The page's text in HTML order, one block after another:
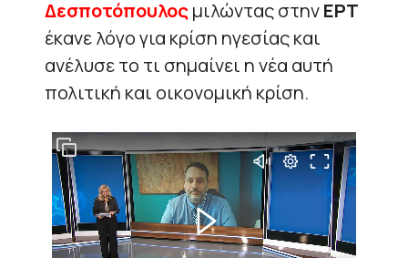
Δεσποτόπουλοςμιλώντας στηνΕΡΤ
έκανε λόγο για κρίση ηγεσίας και
ανέλυσε το τι σημαίνει η νέα αυτή
πολιτική και οικονομική κρίση.